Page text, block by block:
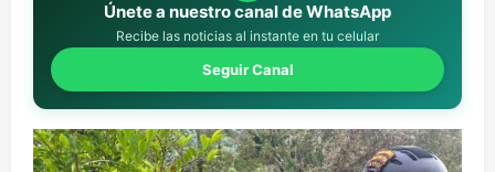
Únete a nuestro canal de WhatsApp
Recibe las noticias al instante en tu celular
Seguir Canal